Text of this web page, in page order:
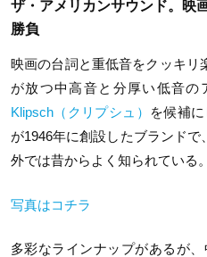
ザ・アメリカンサウンド。映
勝負
映画の台詞と重低音をクッキリ
が放つ中高音と分厚い低音
Klipsch（クリプシュ）
を候補
が1946年に創設したブランド
外では昔からよく知られている
写真はコチラ
多彩なラインナップがあるが